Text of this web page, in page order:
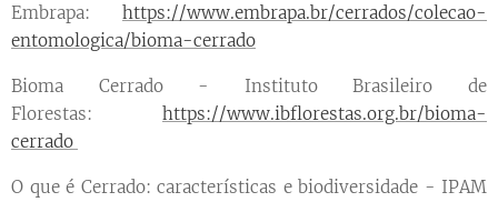
Embrapa: https://www.embrapa.br/cerrados/colecao-
entomologica/bioma-cerrado
Bioma Cerrado - Instituto Brasileiro de
Florestas: https://www.ibflorestas.org.br/bioma-
cerrado
O que é Cerrado: características e biodiversidade - IPAM